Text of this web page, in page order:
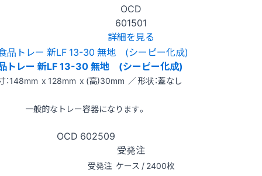
OCD
601501
詳細を見る
トレー 新LF 13-30 無地 (シーピー化成)
：148mm x 128mm x (高)30mm ／ 形状：蓋なし
一般的なトレー容器になります。
OCD 602509
受発注
受発注 ケース / 2400枚